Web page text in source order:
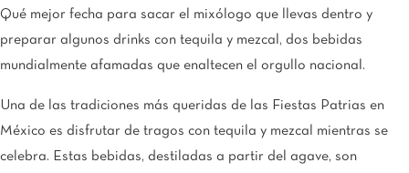
Qué mejor fecha para sacar el mixólogo que llevas dentro y
preparar algunos drinks con tequila y mezcal, dos bebidas
mundialmente afamadas que enaltecen el orgullo nacional.
Una de las tradiciones más queridas de las Fiestas Patrias en
México es disfrutar de tragos con tequila y mezcal mientras se
celebra. Estas bebidas, destiladas a partir del agave, son